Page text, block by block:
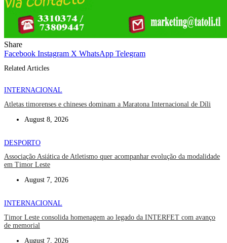
Share
Facebook Instagram X WhatsApp Telegram
Related Articles
INTERNACIONAL
Atletas timorenses e chineses dominam a Maratona Internacional de Díli
August 8, 2026
DESPORTO
Associação Asiática de Atletismo quer acompanhar evolução da modalidade
em Timor Leste
August 7, 2026
INTERNACIONAL
Timor Leste consolida homenagem ao legado da INTERFET com avanço
de memorial
August 7, 2026